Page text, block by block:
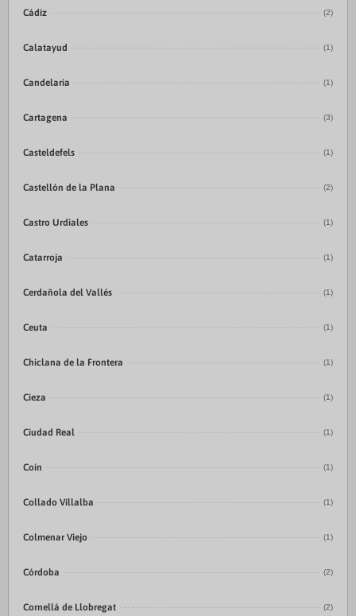
Cádiz (2)
Calatayud (1)
Candelaria (1)
Cartagena (3)
Casteldefels (1)
Castellón de la Plana (2)
Castro Urdiales (1)
Catarroja (1)
Cerdañola del Vallés (1)
Ceuta (1)
Chiclana de la Frontera (1)
Cieza (1)
Ciudad Real (1)
Coín (1)
Collado Villalba (1)
Colmenar Viejo (1)
Córdoba (2)
Cornellá de Llobregat (2)